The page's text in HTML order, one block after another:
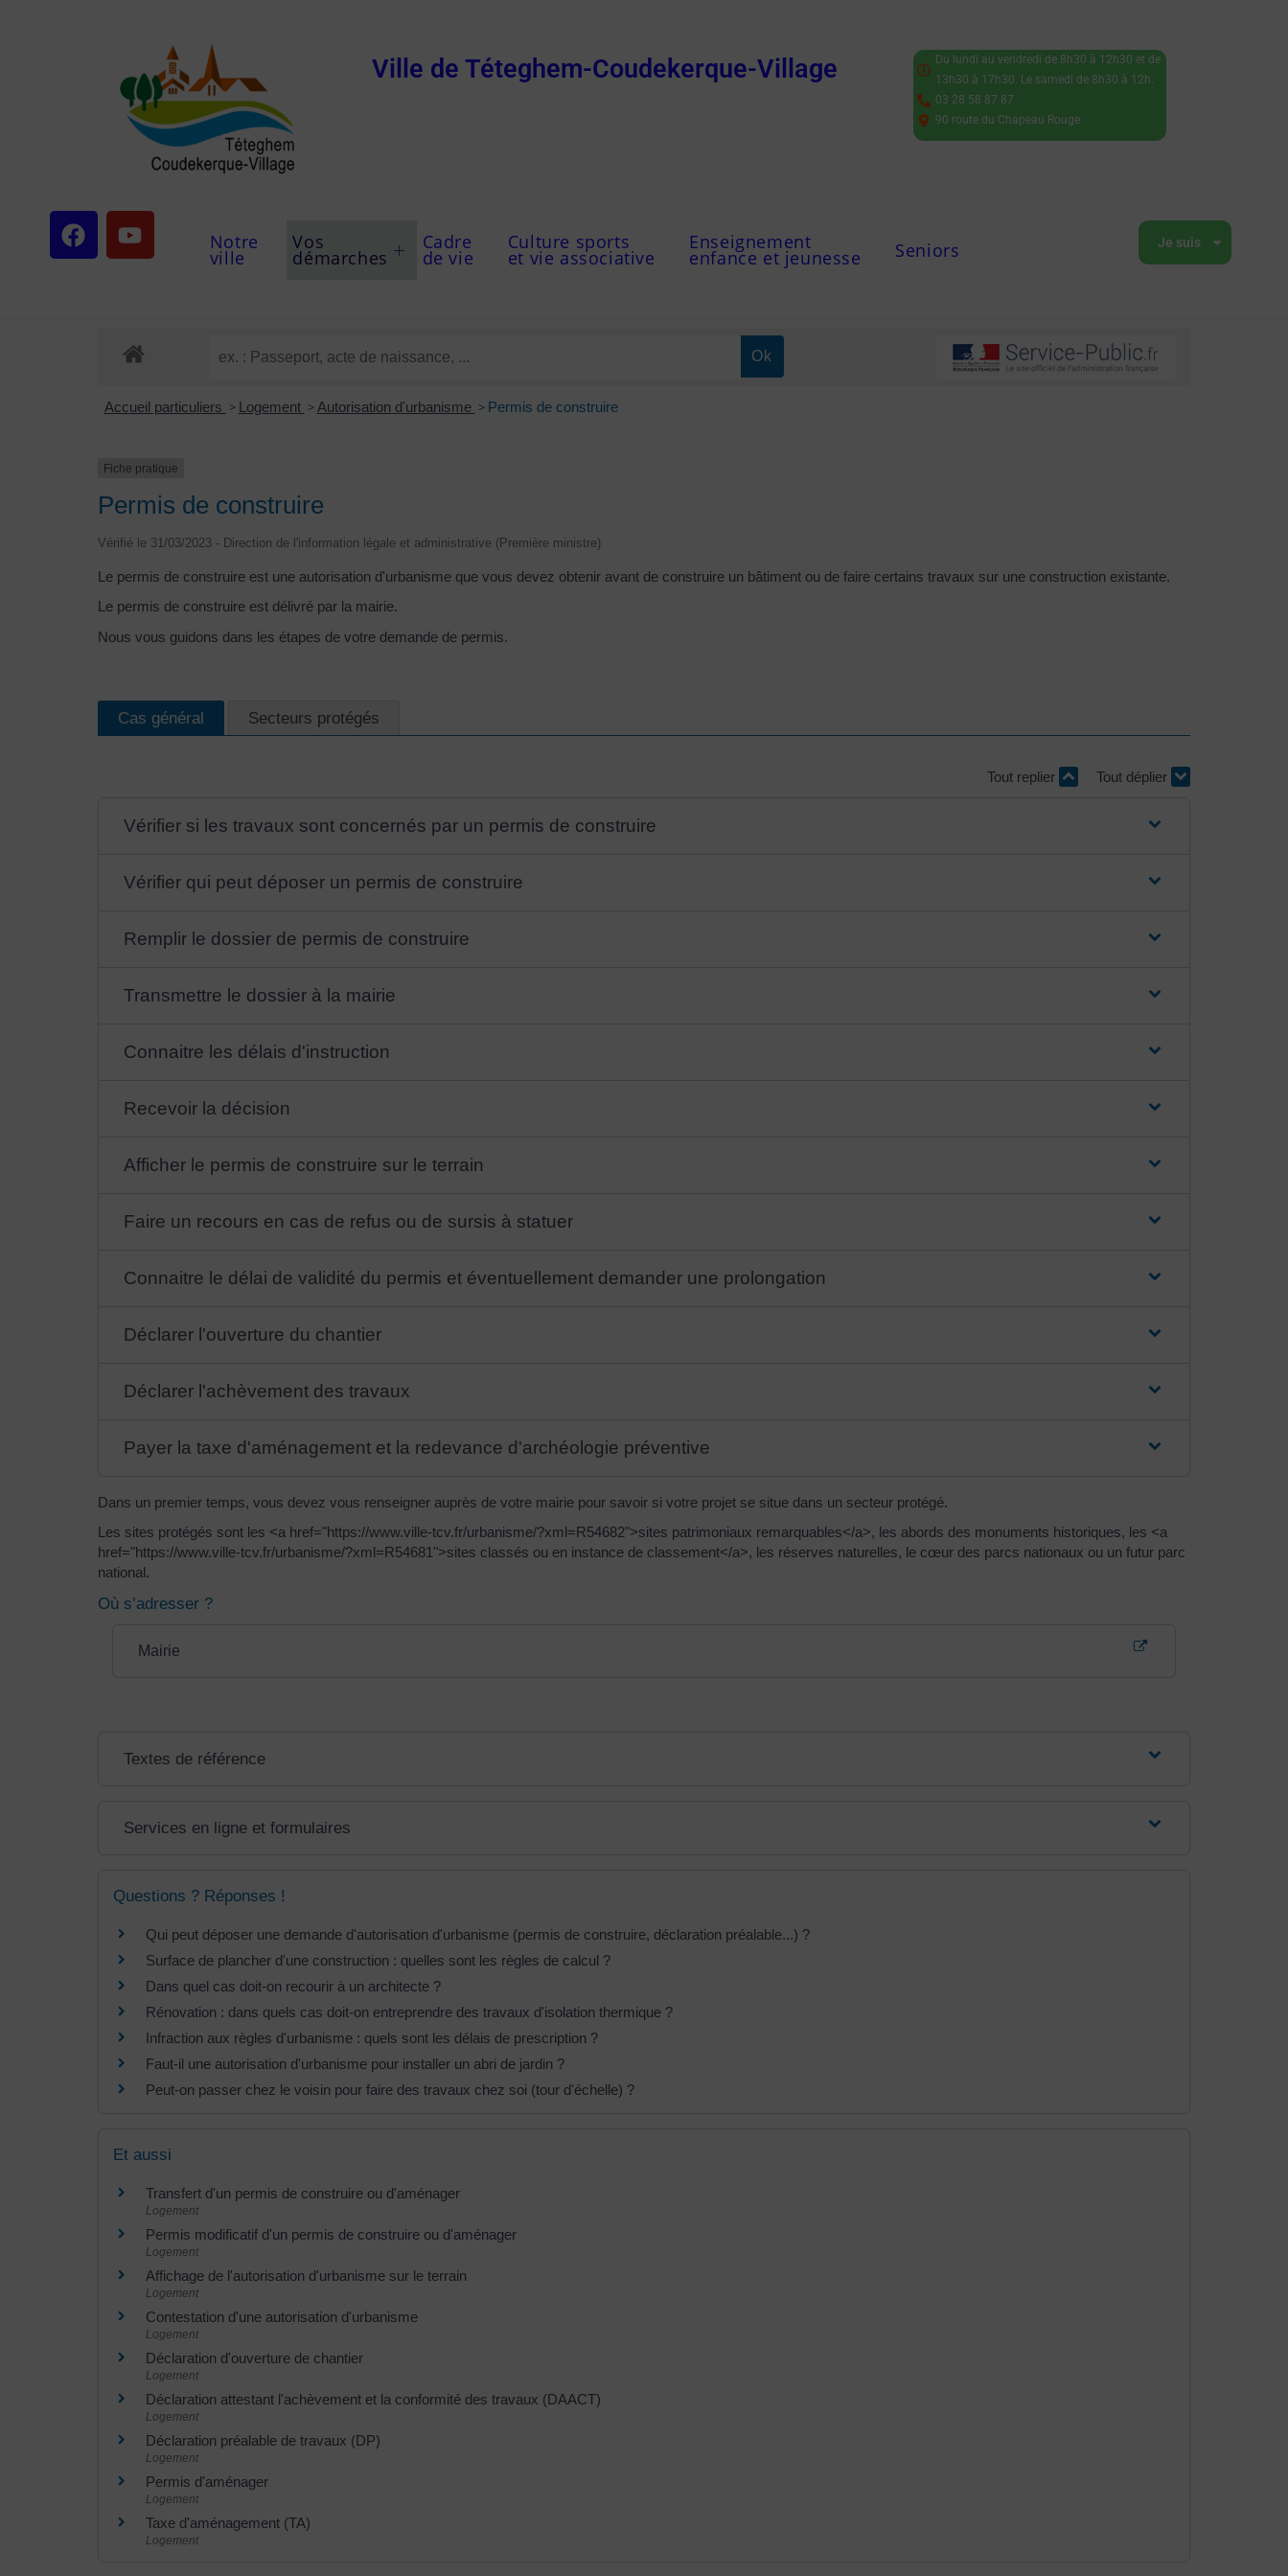
Ville de Téteghem-Coudekerque-Village
Du lundi au vendredi de 8h30 à 12h30 et de
13h30 à 17h30. Le samedi de 8h30 à 12h.
03 28 58 87 87
90 route du Chapeau Rouge
Notre
ville
Vos
démarches
Cadre
de vie
Culture sports
et vie associative
Enseignement
enfance et jeunesse Seniors Je suis
Accueil particuliers > Logement > Autorisation d'urbanisme > Permis de construire
Fiche pratique
Permis de construire
Vérifié le 31/03/2023 - Direction de l'information légale et administrative (Première ministre)
Le permis de construire est une autorisation d'urbanisme que vous devez obtenir avant de construire un bâtiment ou de faire certains travaux sur une construction existante.
Le permis de construire est délivré par la mairie.
Nous vous guidons dans les étapes de votre demande de permis.
Cas général Secteurs protégés
Tout replier Tout déplier
Vérifier si les travaux sont concernés par un permis de construire
Vérifier qui peut déposer un permis de construire
Remplir le dossier de permis de construire
Transmettre le dossier à la mairie
Connaitre les délais d'instruction
Recevoir la décision
Afficher le permis de construire sur le terrain
Faire un recours en cas de refus ou de sursis à statuer
Connaitre le délai de validité du permis et éventuellement demander une prolongation
Déclarer l'ouverture du chantier
Déclarer l'achèvement des travaux
Payer la taxe d'aménagement et la redevance d'archéologie préventive
Dans un premier temps, vous devez vous renseigner auprès de votre mairie pour savoir si votre projet se situe dans un secteur protégé.
Les sites protégés sont les <a href="https://www.ville-tcv.fr/urbanisme/?xml=R54682">sites patrimoniaux remarquables</a>, les abords des monuments historiques, les <a
href="https://www.ville-tcv.fr/urbanisme/?xml=R54681">sites classés ou en instance de classement</a>, les réserves naturelles, le cœur des parcs nationaux ou un futur parc
national.
Où s’adresser ?
Mairie
Textes de référence
Services en ligne et formulaires
Questions ? Réponses !
Qui peut déposer une demande d'autorisation d'urbanisme (permis de construire, déclaration préalable...) ?
Surface de plancher d'une construction : quelles sont les règles de calcul ?
Dans quel cas doit-on recourir à un architecte ?
Rénovation : dans quels cas doit-on entreprendre des travaux d'isolation thermique ?
Infraction aux règles d'urbanisme : quels sont les délais de prescription ?
Faut-il une autorisation d'urbanisme pour installer un abri de jardin ?
Peut-on passer chez le voisin pour faire des travaux chez soi (tour d'échelle) ?
Et aussi
Transfert d'un permis de construire ou d'aménager
Logement
Permis modificatif d'un permis de construire ou d'aménager
Logement
Affichage de l'autorisation d'urbanisme sur le terrain
Logement
Contestation d'une autorisation d'urbanisme
Logement
Déclaration d'ouverture de chantier
Logement
Déclaration attestant l'achèvement et la conformité des travaux (DAACT)
Logement
Déclaration préalable de travaux (DP)
Logement
Permis d'aménager
Logement
Taxe d'aménagement (TA)
Logement